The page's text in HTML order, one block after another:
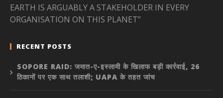
EARTH IS ARGUABLY A STAKEHOLDER IN EVERY
ORGANISATION ON THIS PLANET”
RECENT POSTS
SOPORE RAID: जमात-ए-इस्लामी के खिलाफ बड़ी कार्रवाई, 26
ठिकानों पर एक साथ तलाशी; UAPA के तहत जांच